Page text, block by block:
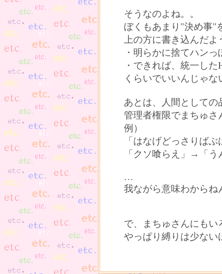
そうなのよね。。
ぼくもあまり"決め事"
上の方に書き込んだよ
・明らかに捨てハン
・できれば、統一し
くらいでいいんじゃ
あとは、人間として
管理者権限でまちゅさ
例）
「はなげどっさりば
「クソ喰らえ」→「
…
我ながら意味わからね
で、まちゅさんにも
やっぱり縛りは少ない